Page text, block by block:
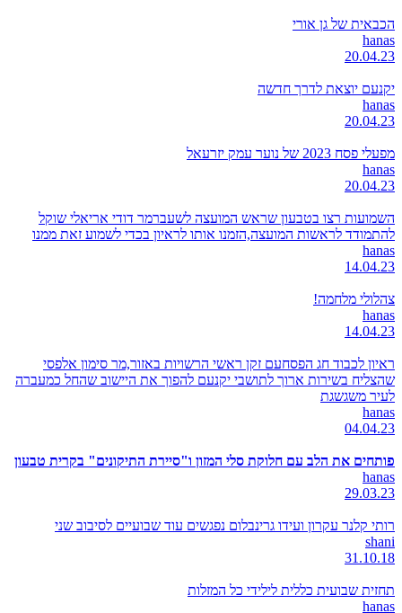
הכבאית של גן אורי
hanas
20.04.23
יקנעם יוצאת לדרך חדשה
hanas
20.04.23
מפעלי פסח 2023 של נוער עמק יזרעאל
hanas
20.04.23
השמועות רצו בטבעון שראש המועצה לשעברמר דודי אריאלי שוקל
להתמודד לראשות המועצה,הזמנו אותו לראיון בכדי לשמוע זאת ממנו
hanas
14.04.23
צהלולי מלחמה!
hanas
14.04.23
ראיון לכבוד חג הפסחעם זקן ראשי הרשויות באזור,מר סימון אלפסי
שהצליח בשירות ארוך לתושבי יקנעם להפוך את היישוב שהחל כמעברה
לעיר משגשגת
hanas
04.04.23
פותחים את הלב עם חלוקת סלי המזון ו"סיירת התיקונים" בקרית טבעון
hanas
29.03.23
רותי קלנר עקרון ועידו גרינבלום נפגשים עוד שבועיים לסיבוב שני
shani
31.10.18
תחזית שבועית כללית לילידי כל המזלות
hanas